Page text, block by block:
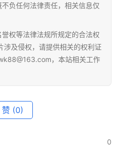
负任何法律责任，相关信息仅
权等法律法规所规定的合法权
涉及侵权，请提供相关的权利证
，本站相关工作
赞 (0)
0